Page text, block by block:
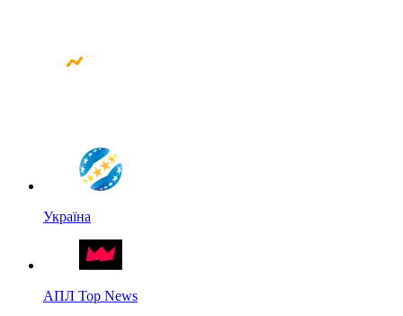
Україна
АПЛ Top News